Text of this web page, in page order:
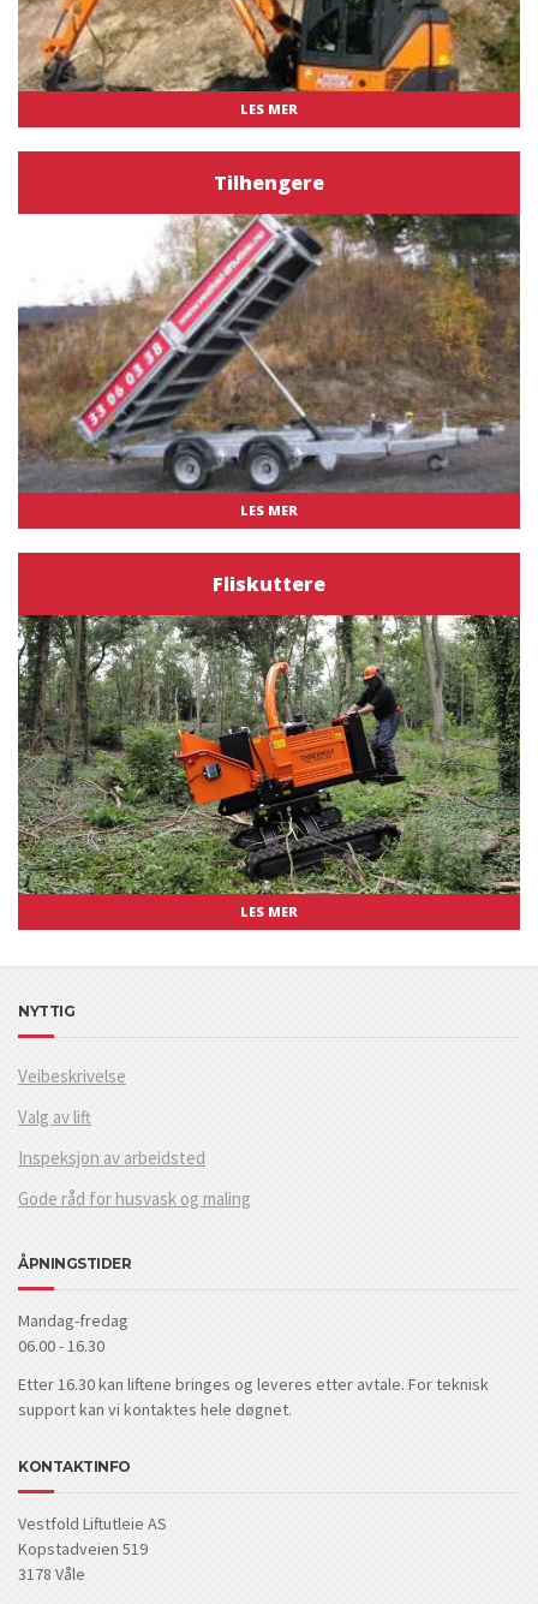
LES MER
Tilhengere
LES MER
Fliskuttere
LES MER
NYTTIG
Veibeskrivelse
Valg av lift
Inspeksjon av arbeidsted
Gode råd for husvask og maling
ÅPNINGSTIDER
Mandag-fredag
06.00 - 16.30
Etter 16.30 kan liftene bringes og leveres etter avtale. For teknisk
support kan vi kontaktes hele døgnet.
KONTAKTINFO
Vestfold Liftutleie AS
Kopstadveien 519
3178 Våle